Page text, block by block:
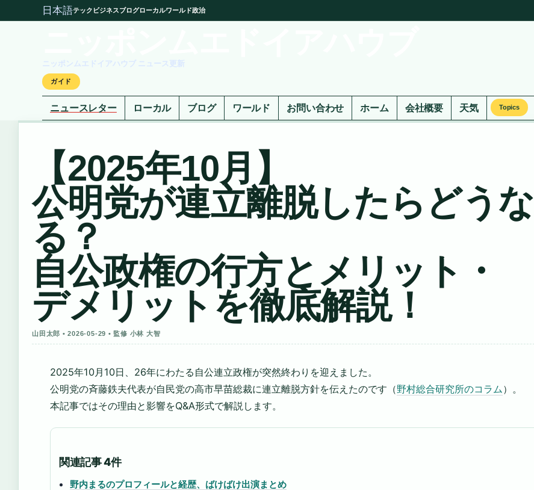
日本語テック ビジネスブログローカルワールド政治
ニッポンムエドイアハウブ ニュース更新
ガイド
ニュースレター ローカル ブログ ワールド お問い合わせ ホーム 会社概要 天気 Topics
【2025年10月】
公明党が連立離脱したらどうな
る？
自公政権の行方とメリット・
デメリットを徹底解説！
山田太郎 • 2026-05-29 • 監修 小林 大智
2025年10月10日、26年にわたる自公連立政権が突然終わりを迎えました。
公明党の斉藤鉄夫代表が自民党の高市早苗総裁に連立離脱方針を伝えたのです（野村総合研究所のコラム）。
本記事ではその理由と影響をQ&A形式で解説します。
関連記事 4件
野内まるのプロフィールと経歴、ばけばけ出演まとめ